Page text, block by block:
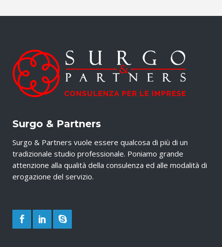
Surgo & Partners
Surgo & Partners vuole essere qualcosa di più di un
tradizionale studio professionale. Poniamo grande
attenzione alla qualità della consulenza ed alle modalità di
erogazione del servizio.